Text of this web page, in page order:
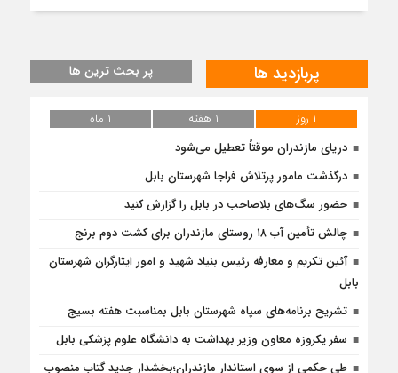
پربازدید ها پر بحث ترین ها
۱ روز ۱ هفته
۱ ماه
دریای مازندران موقتاً تعطیل می‌شود
درگذشت مامور پرتلاش فراجا شهرستان بابل
حضور سگ‌های بلاصاحب در بابل را ‌گزارش کنید
چالش تأمین آب ۱۸ روستای مازندران برای کشت دوم برنج
آئین تکریم و معارفه رئیس بنیاد شهید و امور ایثارگران شهرستان
بابل
تشریح برنامه‌های سپاه شهرستان بابل بمناسبت هفته بسیج
سفر یکروزه معاون وزیر بهداشت به دانشگاه علوم پزشکی بابل
طی حکمی از سوی استاندار مازندران؛بخشدار جدید گتاب منصوب